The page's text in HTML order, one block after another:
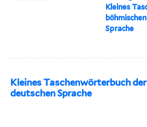
Kleines
Sprache
Kleines Taschenwörterbuch
deutschen Sprache